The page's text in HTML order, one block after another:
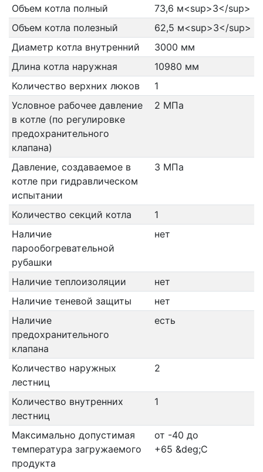
Объем котла полный
73,6 м<sup>3</sup>
Объем котла полезный
62,5 м<sup>3</sup>
Диаметр котла внутренний
3000 мм
Длина котла наружная
10980 мм
Количество верхних люков
1
Условное рабочее давление
в котле (по регулировке
предохранительного
клапана)
2 МПа
Давление, создаваемое в
котле при гидравлическом
испытании
3 МПа
Количество секций котла
1
Наличие
парообогревательной
рубашки
нет
Наличие теплоизоляции
нет
Наличие теневой защиты
нет
Наличие
предохранительного
клапана
есть
Количество наружных
лестниц
2
Количество внутренних
лестниц
1
Максимально допустимая
температура загружаемого
продукта
от -40 до
+65 &deg;C